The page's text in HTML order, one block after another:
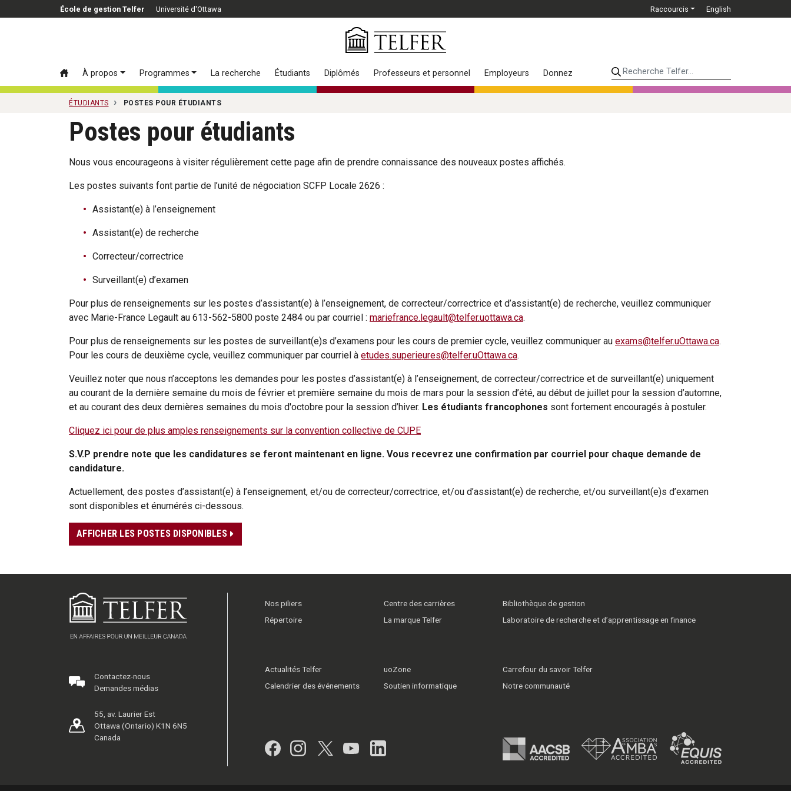
Passer au contenu principal
École de gestion Telfer Université d'Ottawa Raccourcis English
À propos Programmes La recherche Étudiants Diplômés Professeurs et personnel Employeurs DonnezRecherche Telfer...
ÉTUDIANTS POSTES POUR ÉTUDIANTS
Postes pour étudiants
Nous vous encourageons à visiter régulièrement cette page afin de prendre connaissance des nouveaux postes affichés.
Les postes suivants font partie de l’unité de négociation SCFP Locale 2626 :
Assistant(e) à l’enseignement
Assistant(e) de recherche
Correcteur/correctrice
Surveillant(e) d’examen
Pour plus de renseignements sur les postes d’assistant(e) à l’enseignement, de correcteur/correctrice et d’assistant(e) de recherche, veuillez communiquer
avec Marie-France Legault au 613-562-5800 poste 2484 ou par courriel : mariefrance.legault@telfer.uottawa.ca.
Pour plus de renseignements sur les postes de surveillant(e)s d’examens pour les cours de premier cycle, veuillez communiquer au exams@telfer.uOttawa.ca.
Pour les cours de deuxième cycle, veuillez communiquer par courriel à etudes.superieures@telfer.uOttawa.ca.
Veuillez noter que nous n’acceptons les demandes pour les postes d’assistant(e) à l’enseignement, de correcteur/correctrice et de surveillant(e) uniquement
au courant de la dernière semaine du mois de février et première semaine du mois de mars pour la session d’été, au début de juillet pour la session d’automne,
et au courant des deux dernières semaines du mois d'octobre pour la session d’hiver. Les étudiants francophones sont fortement encouragés à postuler.
Cliquez ici pour de plus amples renseignements sur la convention collective de CUPE
S.V.P prendre note que les candidatures se feront maintenant en ligne. Vous recevrez une confirmation par courriel pour chaque demande de
candidature.
Actuellement, des postes d’assistant(e) à l’enseignement, et/ou de correcteur/correctrice, et/ou d’assistant(e) de recherche, et/ou surveillant(e)s d’examen
sont disponibles et énumérés ci-dessous.
AFFICHER LES POSTES DISPONIBLES
Contactez-nous
Demandes médias
55, av. Laurier Est
Ottawa (Ontario) K1N 6N5
Canada
Nos piliers
Répertoire
Centre des carrières
La marque Telfer
Bibliothèque de gestion
Laboratoire de recherche et d’apprentissage en finance
Actualités Telfer
Calendrier des événements
uoZone
Soutien informatique
Carrefour du savoir Telfer
Notre communauté
Facebook
Instagram
Twitter
YouTubeLinkedIn